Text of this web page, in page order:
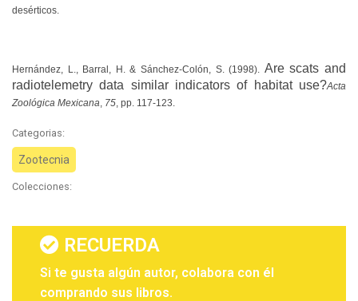
desérticos.
Hernández, L., Barral, H. & Sánchez-Colón, S. (1998). Are scats and
radiotelemetry data similar indicators of habitat use?Acta
Zoológica Mexicana 75 , pp. 117-123.
Categorias:
Zootecnia
Colecciones:
RECUERDA
Si te gusta algún autor, colabora con él
comprando sus libros.